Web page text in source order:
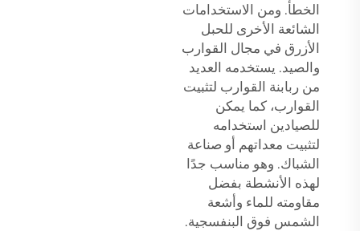
الخطأ. ومن الاستخدامات
الشائعة الأخرى للحبل
الأزرق في مجال القوارب
والصيد. يستخدمه العديد
من ربابنة القوارب لتثبيت
القوارب، كما يمكن
للصيادين استخدامه
لتثبيت معداتهم أو صناعة
الشباك. وهو مناسب جدًا
لهذه الأنشطة بفضل
مقاومته للماء وأشعة
الشمس فوق البنفسجية.